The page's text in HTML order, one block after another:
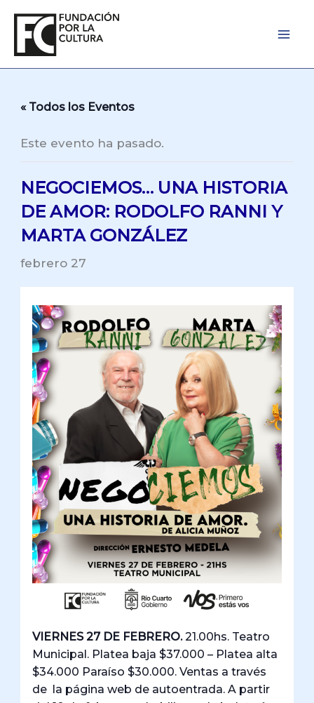
contenido
« Todos los Eventos
Este evento ha pasado.
NEGOCIEMOS… UNA HISTORIA
DE AMOR: RODOLFO RANNI Y
MARTA GONZÁLEZ
febrero 27
VIERNES 27 DE FEBRERO.21.00hs. Teatro
Municipal. Platea baja $37.000 – Platea alta
$34.000 Paraíso $30.000. Ventas a través
de la página web de autoentrada. A partir